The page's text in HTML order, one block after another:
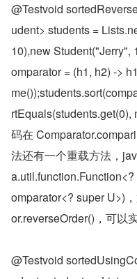
@Testvoid
udent> students =
10),new Student("Jerry",
omparator = (h1, h2) ->
码在
法还有一个重载方法，
omparator<? super U>)
or.reverseOrder()，可以
@Testvoid